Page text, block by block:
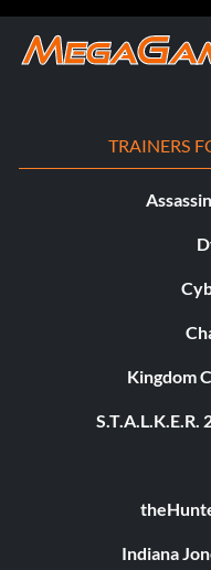
TRAINERS
Kingdom
Indiana